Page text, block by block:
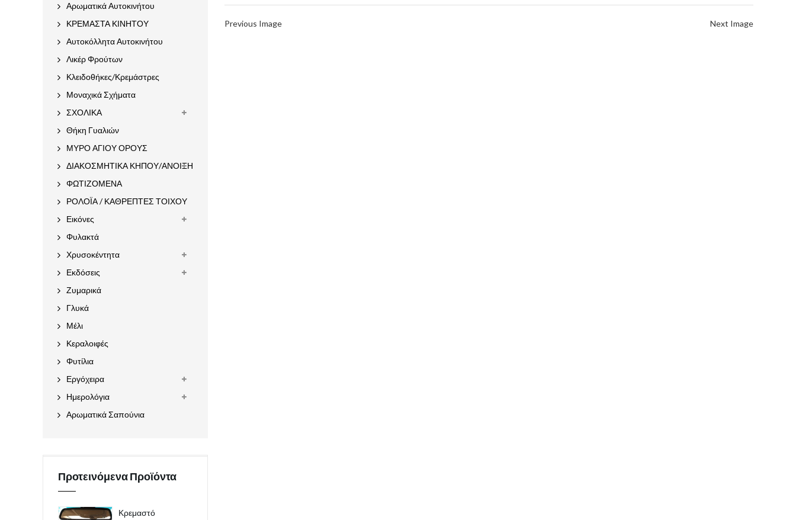
Previous Image Next Image
Αρωματικά Αυτοκινήτου
ΚΡΕΜΑΣΤΑ ΚΙΝΗΤΟΥ
Αυτοκόλλητα Αυτοκινήτου
Λικέρ Φρούτων
Κλειδοθήκες/Κρεμάστρες
Μοναχικά Σχήματα
ΣΧΟΛΙΚΑ
Θήκη Γυαλιών
ΜΥΡΟ ΑΓΙΟΥ ΟΡΟΥΣ
ΔΙΑΚΟΣΜΗΤΙΚΑ ΚΗΠΟΥ/ΑΝΟΙΞΗ
ΦΩΤΙΖΟΜΕΝΑ
ΡΟΛΟΪΑ / ΚΑΘΡΕΠΤΕΣ ΤΟΙΧΟΥ
Εικόνες
Φυλακτά
Χρυσοκέντητα
Εκδόσεις
Ζυμαρικά
Γλυκά
Μέλι
Κεραλοιφές
Φυτίλια
Εργόχειρα
Ημερολόγια
Αρωματικά Σαπούνια
Προτεινόμενα Προϊόντα
Κρεμαστό